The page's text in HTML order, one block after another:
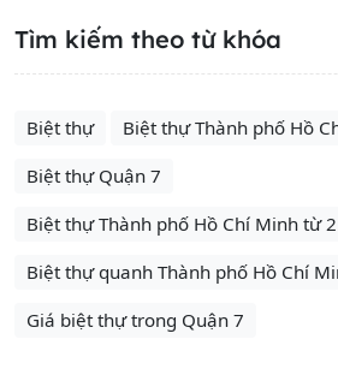
Tìm kiếm theo từ khóa
Biệt thự
Biệt thự Thành phố Hồ
Biệt thự Quận 7
Biệt thự Thành phố Hồ Chí Minh từ
Biệt thự quanh Thành phố Hồ Chí
Giá biệt thự trong Quận 7